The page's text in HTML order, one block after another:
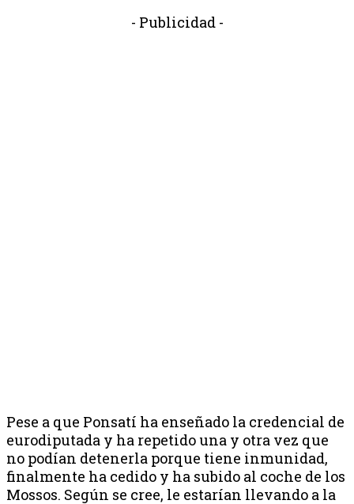
- Publicidad -
Pese a que Ponsatí ha enseñado la credencial de
eurodiputada y ha repetido una y otra vez que
no podían detenerla porque tiene inmunidad,
finalmente ha cedido y ha subido al coche de los
Mossos. Según se cree, le estarían llevando a la